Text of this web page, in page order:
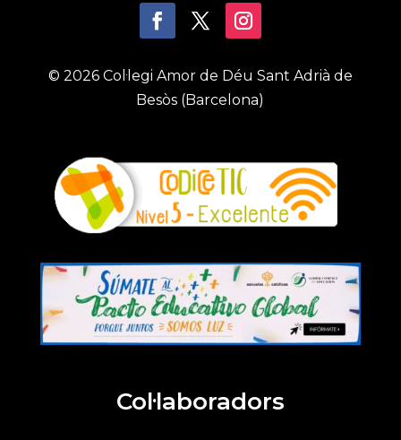
© 2026 Col·legi Amor de Déu Sant Adrià de
Besòs (Barcelona)
Col·laboradors